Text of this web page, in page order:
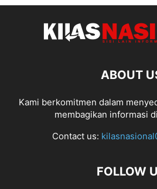
ABOUT
Kami berkomitmen dalam
membagikan informasi
Contact us:
FOLLOW